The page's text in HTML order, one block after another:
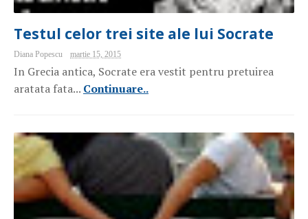
Testul celor trei site ale lui Socrate
Diana Popescu martie 15, 2015
In Grecia antica, Socrate era vestit pentru pretuirea
aratata fata... Continuare..